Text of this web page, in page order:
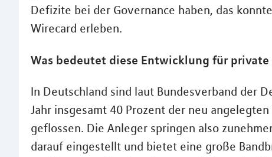
Defizite bei der Governance haben, das
Wirecard erleben.
Was bedeutet diese Entwicklung für private
In Deutschland sind laut Bundesverband der
Jahr insgesamt 40 Prozent der neu
geflossen. Die Anleger springen also
darauf eingestellt und bietet eine große